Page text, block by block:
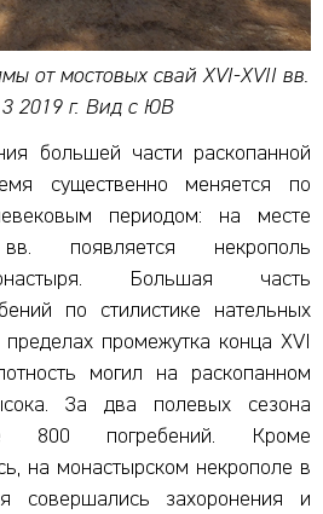
от мостовых свай XVI-XVII вв.
3 2019 г. Вид с ЮВ
большей части раскопанной
существенно меняется по
периодом: на месте
появляется некрополь
Большая часть
по стилистике нательных
промежутка конца XVI
могил на раскопанном
За два полевых сезона
800 погребений. Кроме
на монастырском некрополе в
совершались захоронения и